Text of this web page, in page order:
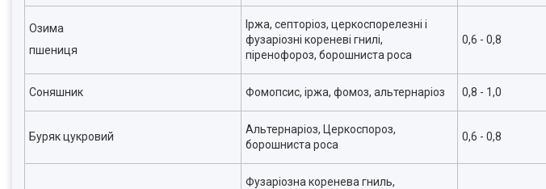
Озима
пшениця
Іржа, септоріоз, церкоспорелезні і
фузаріозні кореневі гнилі,
піренофороз, борошниста роса
0,6 - 0,8
Соняшник Фомопсис, іржа, фомоз, альтернаріоз 0,8 - 1,0
Буряк цукровий
Альтернаріоз, Церкоспороз,
борошниста роса
0,6 - 0,8
Фузаріозна коренева гниль,